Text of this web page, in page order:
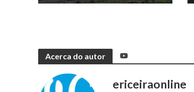
Acerca do autor
ericeiraonline